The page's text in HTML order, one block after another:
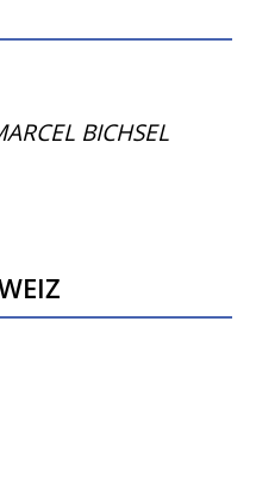
BICHSEL